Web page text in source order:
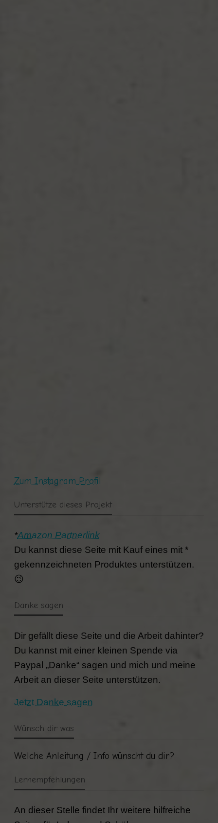
Zum Instagram Profil
Unterstütze dieses Projekt
*Amazon Partnerlink
Du kannst diese Seite mit Kauf eines mit *
gekennzeichneten Produktes unterstützen.
😉
Danke sagen
Dir gefällt diese Seite und die Arbeit dahinter?
Du kannst mit einer kleinen Spende via
Paypal „Danke“ sagen und mich und meine
Arbeit an dieser Seite unterstützen.
Jetzt Danke sagen
Wünsch dir was
Welche Anleitung / Info wünscht du dir?
Lernempfehlungen
An dieser Stelle findet Ihr weitere hilfreiche